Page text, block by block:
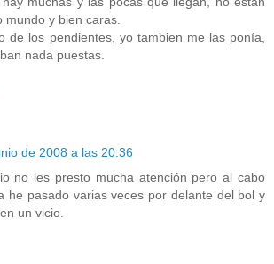
mundo y bien caras.
de los pendientes, yo tambien me las ponía,
nada puestas.
de 2008 a las 20:36
no les presto mucha atención pero al cabo
he pasado varias veces por delante del bol y
un vicio.